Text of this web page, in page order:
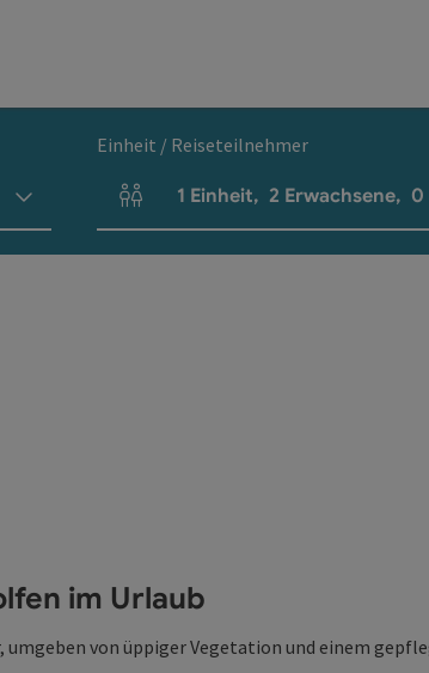
Einheit / Reiseteilnehmer
Einheitenanzahl und Personenfelder
1 Einheit, 2 Erwachsene, 0
im Urlaub